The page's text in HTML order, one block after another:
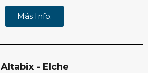
Más Info.
Altabix - Elche